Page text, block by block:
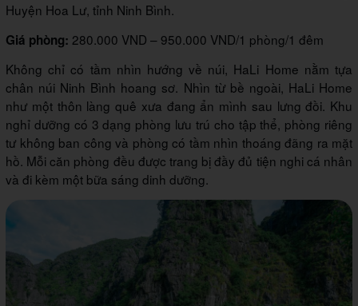
Huyện Hoa Lư, tỉnh Ninh Bình.
Giá phòng: 280.000 VND – 950.000 VND/1 phòng/1 đêm
Không chỉ có tầm nhìn hướng về núi, HaLi Home nằm tựa
chân núi Ninh Bình hoang sơ. Nhìn từ bề ngoài, HaLi Home
như một thôn làng quê xưa đang ẩn mình sau lưng đồi. Khu
nghỉ dưỡng có 3 dạng phòng lưu trú cho tập thể, phòng riêng
tư không ban công và phòng có tầm nhìn thoáng đãng ra mặt
hồ. Mỗi căn phòng đều được trang bị đầy đủ tiện nghi cá nhân
và đi kèm một bữa sáng dinh dưỡng.